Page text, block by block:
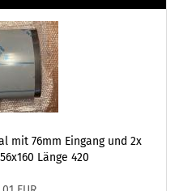
mit 76mm Eingang und 2x
Länge 420